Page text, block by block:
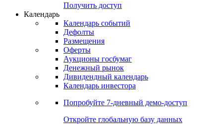
Получить доступ
Календарь
Календарь событий
Дефолты
Размещения
Оферты
Аукционы госбумаг
Денежный рынок
Дивидендный календарь
Календарь инвестора
Попробуйте 7-дневный демо-доступ
Откройте глобальную базу данных